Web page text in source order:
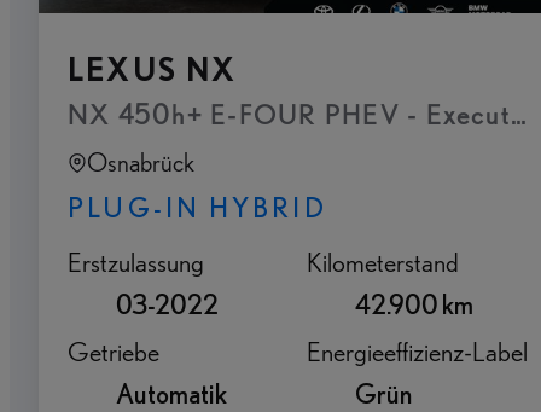
LEXUS NX
NX 450h+ E-FOUR PHEV -
Osnabrück
PLUG-IN HYBRID
Erstzulassung
03-2022
Kilometerstand
42.900 km
Getriebe
Automatik
Energieeffizienz-Label
Grün